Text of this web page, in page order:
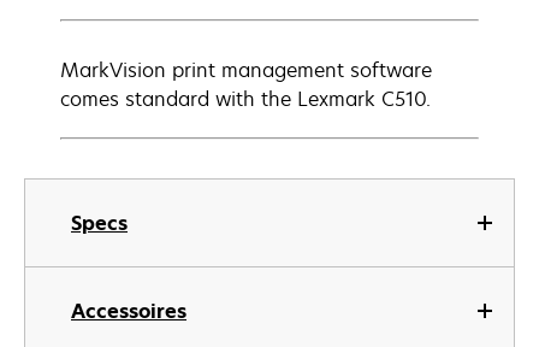
Specs
Accessoires
MarkVision print management software
comes standard with the Lexmark C510.